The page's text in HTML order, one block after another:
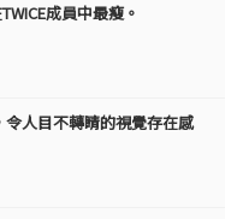
成員中最瘦。
令人目不轉睛的視覺存在感